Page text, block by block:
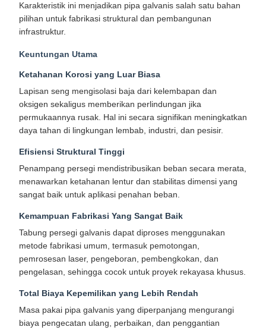
Karakteristik ini menjadikan pipa galvanis salah satu bahan
pilihan untuk fabrikasi struktural dan pembangunan
infrastruktur.
Keuntungan Utama
Ketahanan Korosi yang Luar Biasa
Lapisan seng mengisolasi baja dari kelembapan dan
oksigen sekaligus memberikan perlindungan jika
permukaannya rusak. Hal ini secara signifikan meningkatkan
daya tahan di lingkungan lembab, industri, dan pesisir.
Efisiensi Struktural Tinggi
Penampang persegi mendistribusikan beban secara merata,
menawarkan ketahanan lentur dan stabilitas dimensi yang
sangat baik untuk aplikasi penahan beban.
Kemampuan Fabrikasi Yang Sangat Baik
Tabung persegi galvanis dapat diproses menggunakan
metode fabrikasi umum, termasuk pemotongan,
pemrosesan laser, pengeboran, pembengkokan, dan
pengelasan, sehingga cocok untuk proyek rekayasa khusus.
Total Biaya Kepemilikan yang Lebih Rendah
Masa pakai pipa galvanis yang diperpanjang mengurangi
biaya pengecatan ulang, perbaikan, dan penggantian